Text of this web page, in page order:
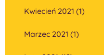
Kwiecień 2021 (1)
Marzec 2021 (1)